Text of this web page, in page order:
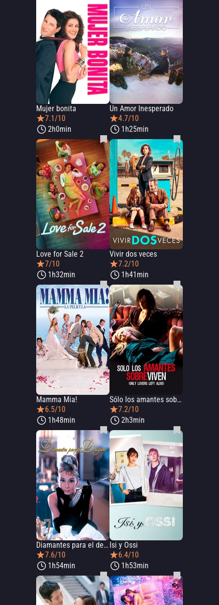
Mujer bonita
7.1/10
2h0min
Un Amor Inesperado
4.7/10
1h25min
Love for Sale 2
7/10
1h32min
Vivir dos veces
7.2/10
1h41min
Mamma Mia!
6.5/10
1h48min
Sólo los amantes sobreviven
7.2/10
2h3min
Diamantes para el desayuno
7.6/10
1h54min
Isi y Ossi
6.4/10
1h53min